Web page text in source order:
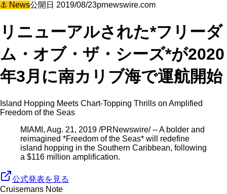
⚓ News公開日 2019/08/23prnewswire.com
リニューアルされた*フリーダ
ム・オブ・ザ・シーズ*が2020
年3月に南カリブ海で運航開始
Island Hopping Meets Chart-Topping Thrills on Amplified
Freedom of the Seas
MIAMI, Aug. 21, 2019 /PRNewswire/ -- A bolder and
reimagined *Freedom of the Seas* will redefine
island hopping in the Southern Caribbean, following
a $116 million amplification.
公式発表を見る
Cruisemans Note